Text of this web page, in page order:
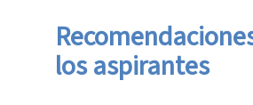
los aspirantes